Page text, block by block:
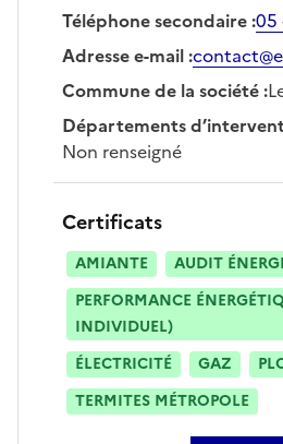
Téléphone secondaire:05
Adresse e-mail:
Commune de la société:
Départements
Non renseigné
Certificats
AMIANTE
AUDIT
PERFORMANCE
INDIVIDUEL)
ÉLECTRICITÉ
GAZ
TERMITES MÉTROPOLE